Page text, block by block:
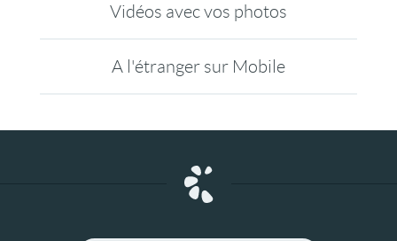
Vidéos avec vos photos
A l'étranger sur Mobile